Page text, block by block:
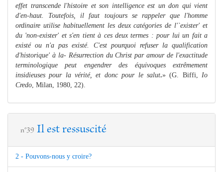
effet transcende l'histoire et son intelligence est un don qui vient
d'en-haut. Toutefois, il faut toujours se rappeler que l'homme
ordinaire utilise habituellement les deux catégories de l'`exister' et
du 'non-exister' et s'en tient à ces deux termes : pour lui un fait a
existé ou n'a pas existé. C'est pourquoi refuser la qualification
d'historique' à la- Résurrection du Christ par amour de l'exactitude
terminologique peut engendrer des équivoques extrêmement
insidieuses pour la vérité, et donc pour le salut.» (G. Biffi, Io
Credo , Milan, 1980, 22).
n°39 Il est ressuscité
2 - Pouvons-nous y croire?